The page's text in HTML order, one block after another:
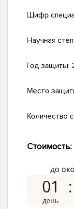
Шифр
Научная
Год защиты:
Место
Количество
Стоимость:
до
01